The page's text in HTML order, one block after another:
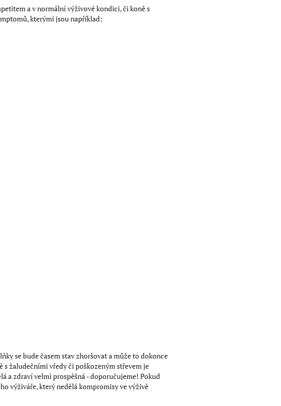
a v normální výživové kondici, či koně s
kterými jsou například:
se bude časem stav zhoršovat a může to dokonce
žaludečními vředy či poškozeným střevem je
a zdraví velmi prospěšná - doporučujeme! Pokud
výživáře, který nedělá kompromisy ve výživě